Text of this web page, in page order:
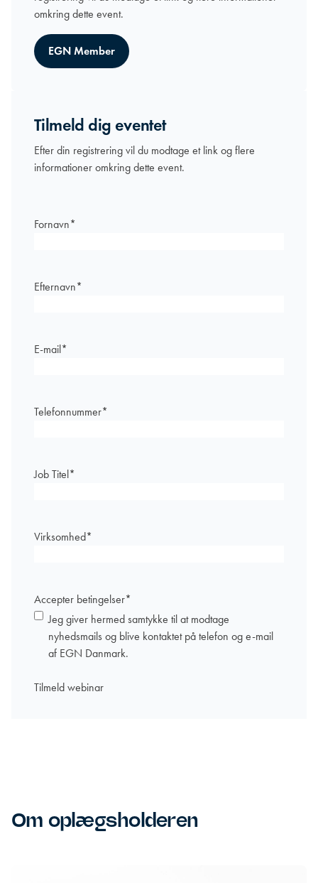
omkring dette event.
EGN Member
Tilmeld dig eventet
Efter din registrering vil du modtage et link og flere
informationer omkring dette event.
Fornavn*
Efternavn*
E-mail*
Telefonnummer*
Job Titel*
Virksomhed*
Accepter betingelser*
Jeg giver hermed samtykke til at modtage
nyhedsmails og blive kontaktet på telefon og e-mail
af EGN Danmark.
Om oplægsholderen